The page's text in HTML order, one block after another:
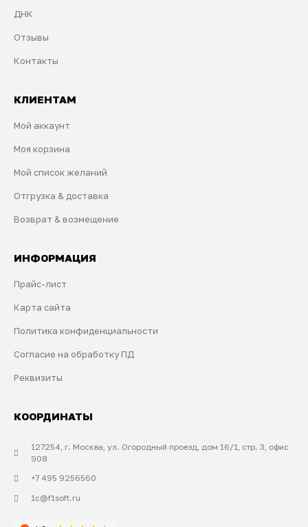
ДНК
Отзывы
Контакты
КЛИЕНТАМ
Мой аккаунт
Моя корзина
Мой список желаний
Отгрузка & доставка
Возврат & возмещение
ИНФОРМАЦИЯ
Прайс-лист
Карта сайта
Политика конфиденциальности
Согласие на обработку ПД
Реквизиты
КООРДИНАТЫ
127254, г. Москва, ул. Огородный проезд, дом 16/1, стр. 3, офис
908
+7 495 9256560
1c@f1soft.ru